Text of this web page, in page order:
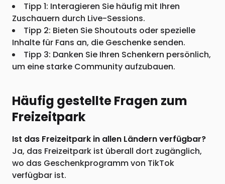
Tipp 1: Interagieren Sie häufig mit Ihren
Zuschauern durch Live-Sessions.
Tipp 2: Bieten Sie Shoutouts oder spezielle
Inhalte für Fans an, die Geschenke senden.
Tipp 3: Danken Sie Ihren Schenkern persönlich,
um eine starke Community aufzubauen.
Häufig gestellte Fragen zum
Freizeitpark
Ist das Freizeitpark in allen Ländern verfügbar?
Ja, das Freizeitpark ist überall dort zugänglich,
wo das Geschenkprogramm von TikTok
verfügbar ist.